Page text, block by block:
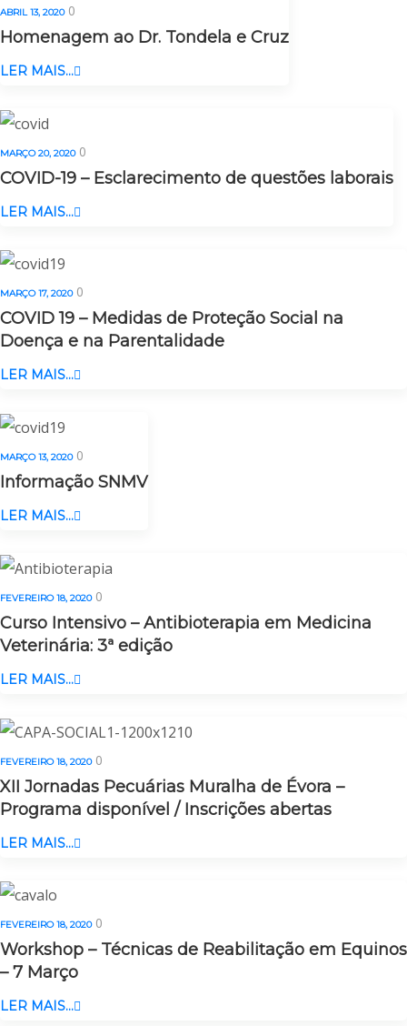
ABRIL 13, 2020 0
Homenagem ao Dr. Tondela e Cruz
LER MAIS...
MARÇO 20, 2020 0
COVID-19 – Esclarecimento de questões laborais
LER MAIS...
MARÇO 17, 2020 0
COVID 19 – Medidas de Proteção Social na
Doença e na Parentalidade
LER MAIS...
MARÇO 13, 2020 0
Informação SNMV
LER MAIS...
FEVEREIRO 18, 2020 0
Curso Intensivo – Antibioterapia em Medicina
Veterinária: 3ª edição
LER MAIS...
FEVEREIRO 18, 2020 0
XII Jornadas Pecuárias Muralha de Évora –
Programa disponível / Inscrições abertas
LER MAIS...
FEVEREIRO 18, 2020 0
Workshop – Técnicas de Reabilitação em Equinos
– 7 Março
LER MAIS...